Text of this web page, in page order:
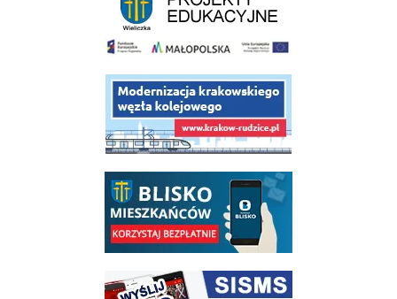
link do opisu projektu budowy linii kolejowej Krakow Rudzice
link do opisu aplikacji - BLISKO, Gmina Wieliczka w aplikacji Blisko
link do strony systemu wczesnego ostrzegania mieszkańców SISMS